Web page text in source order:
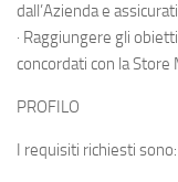
dall’Azienda e
· Raggiungere gli
concordati con la Store
PROFILO
I requisiti richiesti sono: